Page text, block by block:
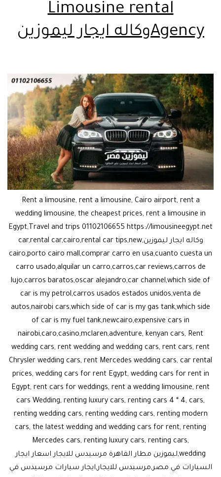
Limousine rental
Agencyوكاله ايجار ليموزين
Rent a limousine, rent a limousine, Cairo airport, rent a
wedding limousine, the cheapest prices, rent a limousine in
Egypt,Travel and trips 01102106655 https://limousineegypt.net
وكاله ايجار ليموزين,car,rental car,cairo,rental car tips,new
cairo,porto cairo mall,comprar carro en usa,cuanto cuesta un
carro usado,alquilar un carro,carros,car reviews,carros de
lujo,carros baratos,oscar alejandro,car channel,which side of
car is my petrol,carros usados estados unidos,venta de
autos,nairobi cars,which side of car is my gas tank,which side
of car is my fuel tank,newcairo,expensive cars in
nairobi,caro,casino,mclaren,adventure, kenyan cars, Rent
wedding cars, rent wedding and wedding cars, rent cars, rent
Chrysler wedding cars, rent Mercedes wedding cars, car rental
prices, wedding cars for rent Egypt, wedding cars for rent in
Egypt, rent cars for weddings, rent a wedding limousine, rent
cars Wedding, renting luxury cars, renting cars 4 * 4, cars,
renting wedding cars, renting wedding cars, renting modern
cars, the latest wedding and wedding cars for rent, renting
Mercedes cars, renting luxury cars, renting cars,
wedding,ليموزين مطار القاهرة مرسيدس للايجار اسعار ايجار
السيارات في مصر,مرسيدس للايجار,ايجار سيارات مرسيدس في